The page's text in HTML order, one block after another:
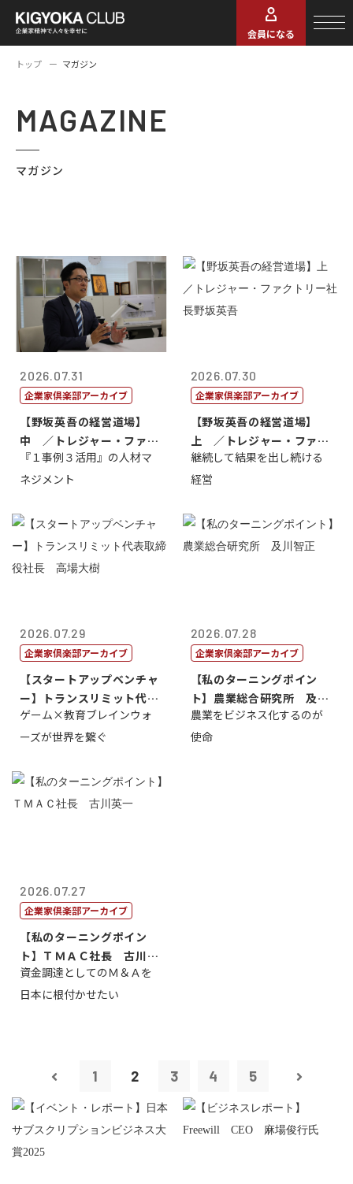
会員になる
トップ マガジン
MAGAZINE
マガジン
2026.07.31
企業家倶楽部アーカイブ
【野坂英吾の経営道場】
中 ／トレジャー・ファク
トリー社長野坂...
『１事例３活用』の人材マ
ネジメント
2026.07.30
企業家倶楽部アーカイブ
【野坂英吾の経営道場】
上 ／トレジャー・ファク
トリー社長野坂...
継続して結果を出し続ける
経営
2026.07.29
企業家倶楽部アーカイブ
【スタートアップベンチャ
ー】トランスリミット代表
取締役社長 ...
ゲーム×教育ブレインウォ
ーズが世界を繋ぐ
2026.07.28
企業家倶楽部アーカイブ
【私のターニングポイン
ト】農業総合研究所 及川
智正
農業をビジネス化するのが
使命
2026.07.27
企業家倶楽部アーカイブ
【私のターニングポイン
ト】ＴＭＡＣ社長 古川英
一
資金調達としてのＭ＆Ａを
日本に根付かせたい
1 2 3 4 5